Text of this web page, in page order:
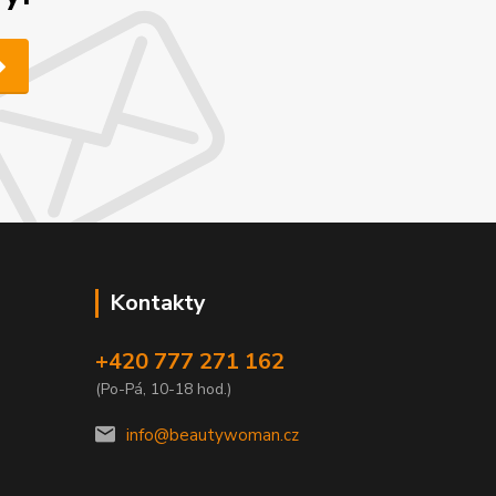
Kontakty
+420 777 271 162
(Po-Pá, 10-18 hod.)
info@beautywoman.cz